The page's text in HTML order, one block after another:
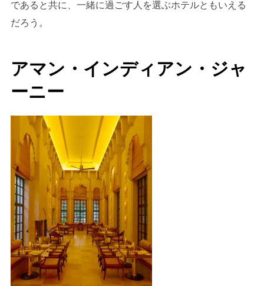
であると共に、一緒に過ごす人を選ぶホテルともいえる
だろう。
アマン・インディアン・ジャ
ーニー